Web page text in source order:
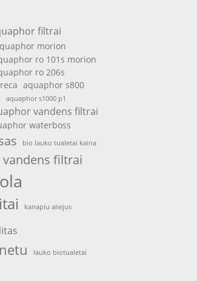
filtrai
morion
ro 101s morion
ro 206s
aquaphor s800
aquaphor s1000 p1
vandens filtrai
waterboss
bio lauko tualetai kaina
filtrai
kanapiu aliejus
lauko biotualetai